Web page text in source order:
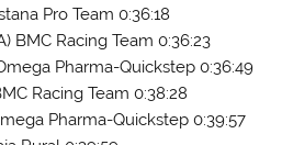
Pro Team 0:36:18
BMC Racing Team 0:36:23
Pharma-Quickstep 0:36:49
Racing Team 0:38:28
Pharma-Quickstep 0:39:57